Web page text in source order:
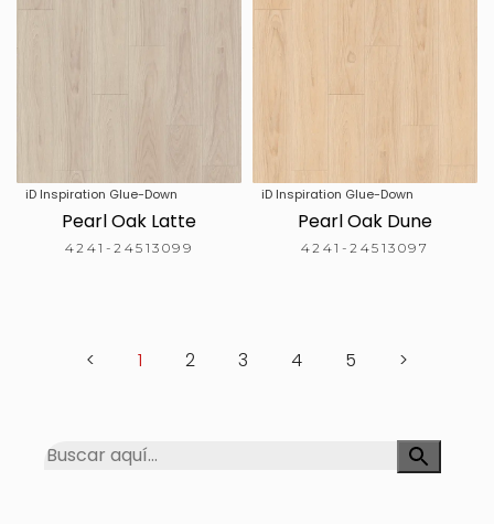
iD Inspiration Glue-Down
Pearl Oak Latte
4241-24513099
iD Inspiration Glue-Down
Pearl Oak Dune
4241-24513097
< 1 2 3 4 5 >